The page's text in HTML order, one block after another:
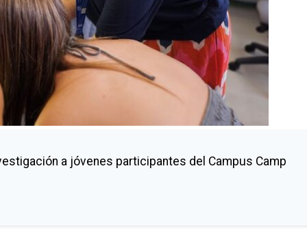
a jóvenes participantes del Campus Camp